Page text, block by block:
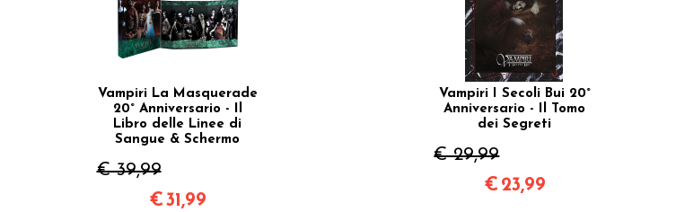
Vampiri La Masquerade
20° Anniversario - Il
Libro delle Linee di
Sangue & Schermo
€ 39,99
€31,99
Vampiri I Secoli Bui 20°
Anniversario - Il Tomo
dei Segreti
€ 29,99
€ 23,99